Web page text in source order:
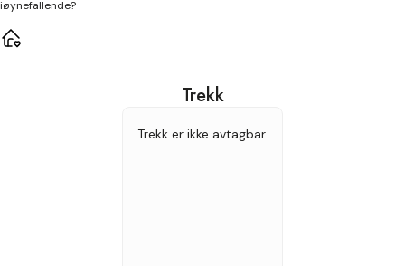
iøynefallende?
Trekk
Trekk er ikke avtagbar.